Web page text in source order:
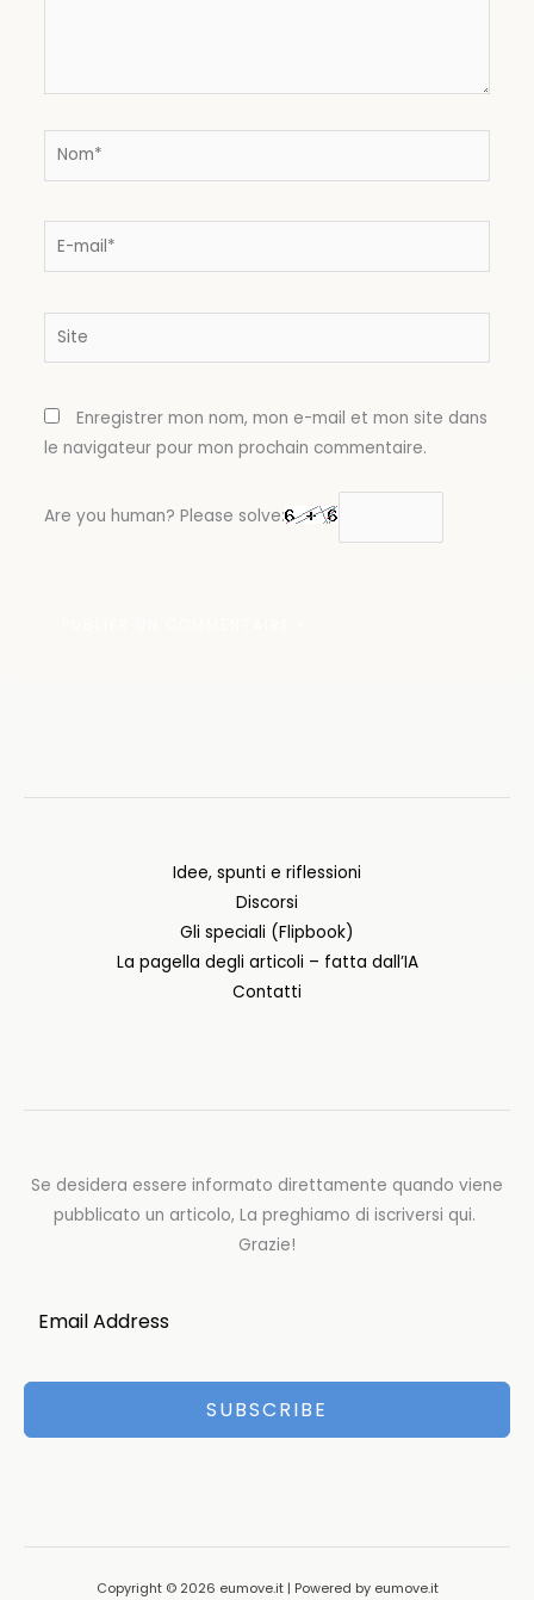
Nom*
E-
Site
Enregistrer mon nom, mon e-mail et mon site dans
le navigateur pour mon prochain commentaire.
Are you human? Please solve:
Idee, spunti e riflessioni
Discorsi
Gli speciali (Flipbook)
La pagella degli articoli – fatta dall’IA
Contatti
Se desidera essere informato direttamente quando viene
pubblicato un articolo, La preghiamo di iscriversi qui.
Grazie!
SUBSCRIBE
Copyright © 2026 eumove.it | Powered by eumove.it